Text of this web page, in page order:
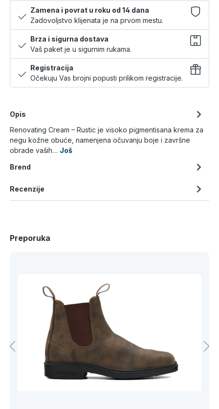
Zamena i povrat u roku od 14 dana
Zadovoljstvo klijenata je na prvom mestu.
Brza i sigurna dostava
Vaš paket je u sigurnim rukama.
Registracija
Očekuju Vas brojni popusti prilikom registracije.
Opis
Renovating Cream – Rustic je visoko pigmentisana krema za
negu kožne obuće, namenjena očuvanju boje i završne
obrade vaših… Još
Brend
Recenzije
Preporuka